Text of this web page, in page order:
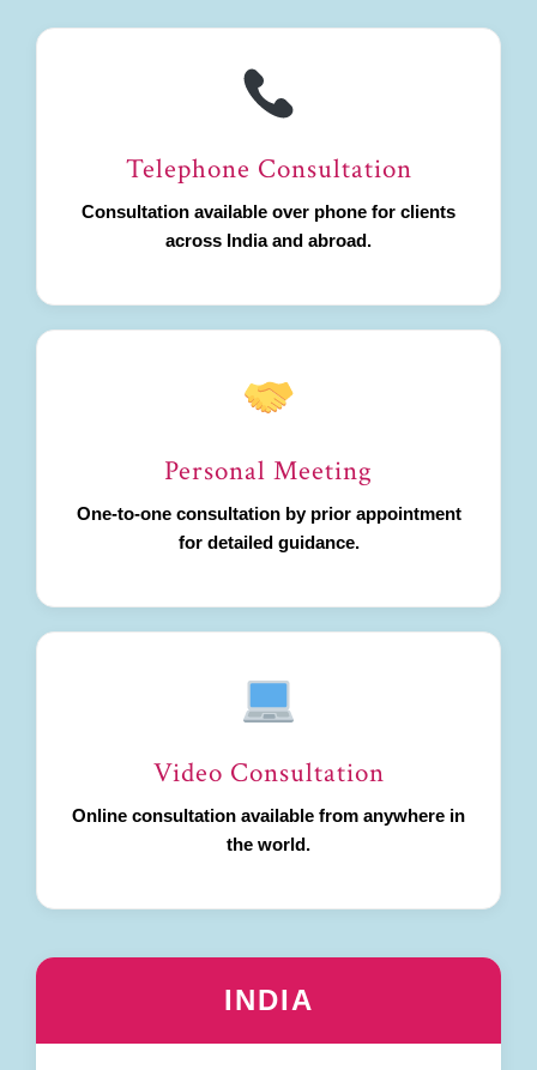
Telephone Consultation
Consultation available over phone for clients
across India and abroad.
Personal Meeting
One-to-one consultation by prior appointment
for detailed guidance.
Video Consultation
Online consultation available from anywhere in
the world.
INDIA